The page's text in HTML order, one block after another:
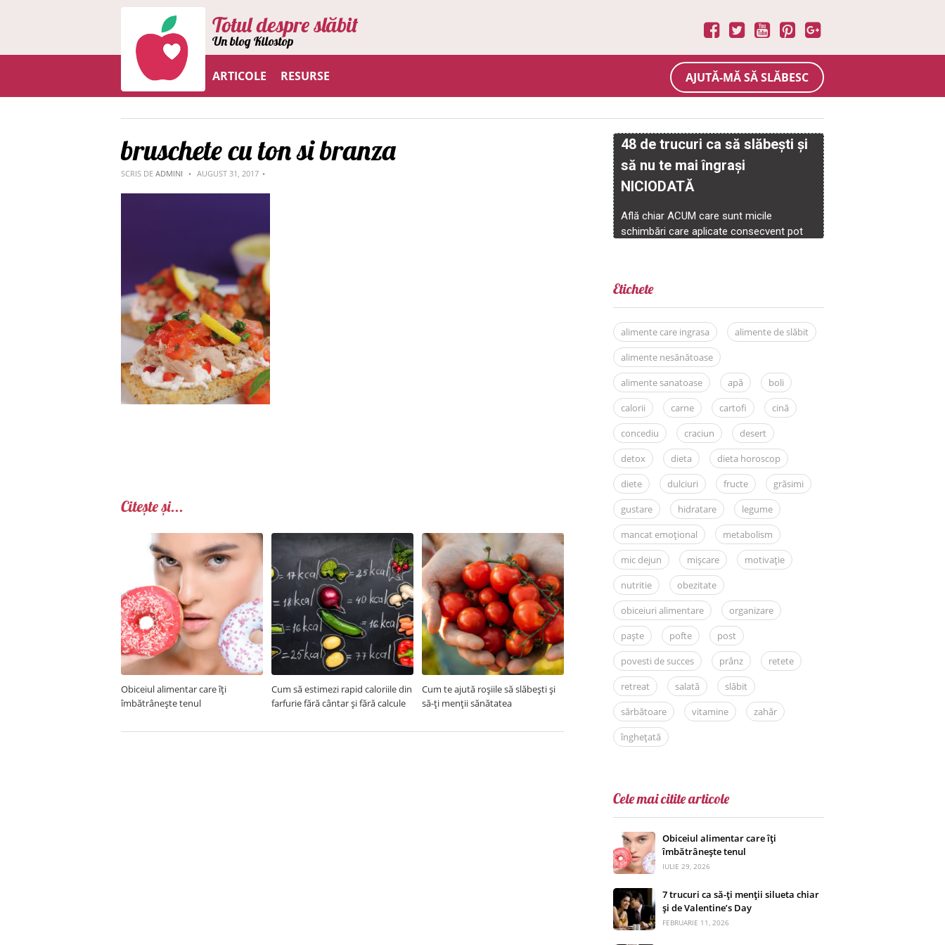
Totul despre slăbit
Un blog Kilostop
ARTICOLE RESURSE AJUTĂ-MĂ SĂ SLĂBESC
bruschete cu ton si branza
SCRIS DE ADMINI AUGUST 31, 2017
Citește și...
Obiceiul alimentar care îți
îmbătrânește tenul
Cum să estimezi rapid caloriile din
farfurie fără cântar și fără calcule
Cum te ajută roșiile să slăbești și
să-ți menții sănătatea
Etichete
alimente care ingrasa
alimente de slăbit
alimente nesănătoase
alimente sanatoase
apă
boli
calorii
carne cartofi
cină
concediu
craciun
desert
detox
dieta
dieta horoscop
diete
dulciuri fructe
grăsimi
gustare
hidratare
legume
mancat emoțional
metabolism
mic dejun
mișcare
motivație
nutritie
obezitate
obiceiuri alimentare
organizare
paște
pofte
post
povesti de succes
prânz
retete
retreat
salată
slăbit
sărbătoare
vitamine
zahăr
înghețată
Cele mai citite articole
Obiceiul alimentar care îți
îmbătrânește tenul
IULIE 29, 2026
7 trucuri ca să-ți menții silueta chiar
și de Valentine’s Day
FEBRUARIE 11, 2026